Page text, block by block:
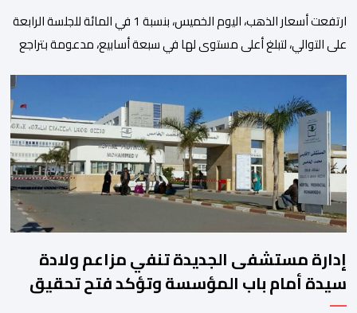
ارتفعت أسعار الذهب، اليوم الخميس، بنسبة 1 في المائة للجلسة الرابعة
على التوالي، لتبلغ أعلى مستوى لها في سبعة أسابيع، مدعومة بتراجع
مسجلا أعلى مستوى له منذ 18 يونيو الماضي، فيما ارتفعت العقود
الأمريكية الآجلة […]
إدارة مستشفى الجديدة تنفي مزاعم ولادة
سيدة أمام باب المؤسسة وتؤكد فتح تحقيق